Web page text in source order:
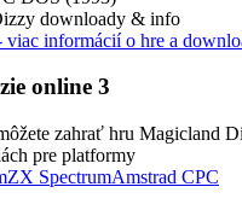
downloady & info
viac informácií o hre a
online 3
zahrať hru Magicland
pre platformy
ZX SpectrumAmstrad CPC